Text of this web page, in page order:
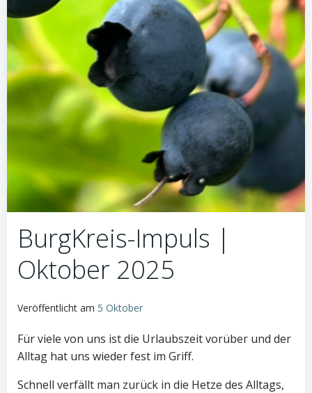
BurgKreis-Impuls |
Oktober 2025
Veröffentlicht am 5 Oktober
Für viele von uns ist die Urlaubszeit vorüber und der
Alltag hat uns wieder fest im Griff.
Schnell verfällt man zurück in die Hetze des Alltags,